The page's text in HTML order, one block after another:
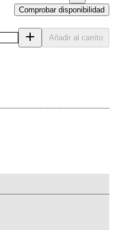
Comprobar disponibilidad
Añadir al carrito